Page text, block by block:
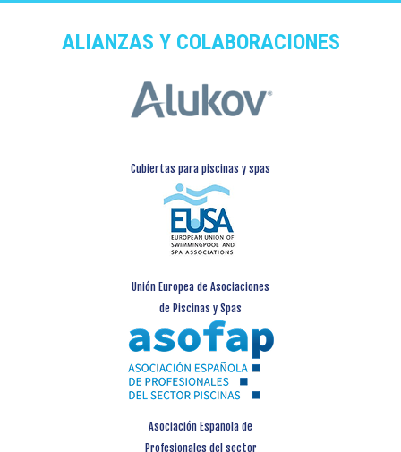
ALIANZAS Y COLABORACIONES
Cubiertas para piscinas y spas
Unión Europea de Asociaciones
de Piscinas y Spas
Asociación Española de
Profesionales del sector